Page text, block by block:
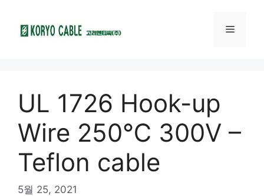
UL 1726 Hook-up
Wire 250℃ 300V –
Teflon cable
5월 25, 2021